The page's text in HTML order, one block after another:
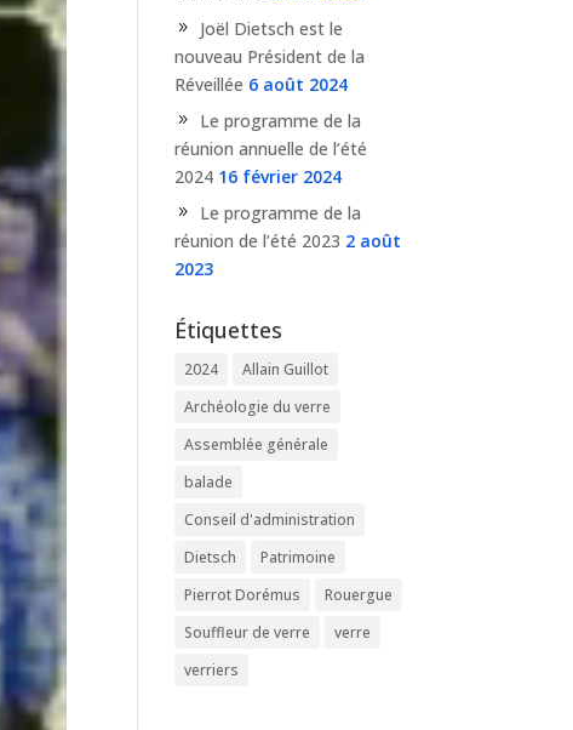
Joël Dietsch est le
nouveau Président de la
Réveillée 6 août 2024
Le programme de la
réunion annuelle de l’été
2024 16 février 2024
Le programme de la
réunion de l’été 2023 2 août
2023
Étiquettes
2024
Allain Guillot
Archéologie du verre
Assemblée générale
balade
Conseil d'administration
Dietsch
Patrimoine
Pierrot Dorémus
Rouergue
Souffleur de verre
verre
verriers